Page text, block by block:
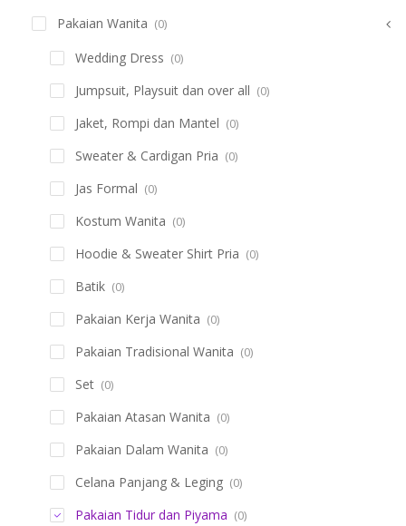
Pakaian Wanita (0)
Wedding Dress (0)
Jumpsuit, Playsuit dan over all (0)
Jaket, Rompi dan Mantel (0)
Sweater & Cardigan Pria (0)
Jas Formal (0)
Kostum Wanita (0)
Hoodie & Sweater Shirt Pria (0)
Batik (0)
Pakaian Kerja Wanita (0)
Pakaian Tradisional Wanita (0)
Set (0)
Pakaian Atasan Wanita (0)
Pakaian Dalam Wanita (0)
Celana Panjang & Leging (0)
Pakaian Tidur dan Piyama (0)